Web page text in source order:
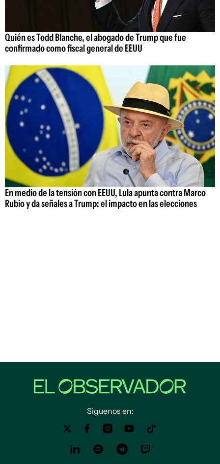
Quién es Todd Blanche, el abogado de Trump que fue
confirmado como fiscal general de EEUU
En medio de la tensión con EEUU, Lula apunta contra Marco
Rubio y da señales a Trump: el impacto en las elecciones
Siguenos en: